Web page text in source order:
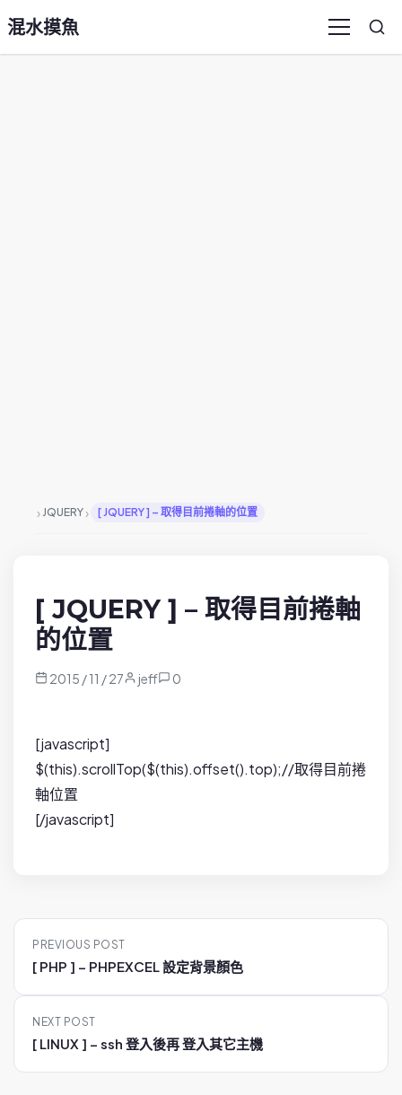
混水摸魚 Menu
›JQUERY › [ JQUERY ] – 取得目前捲軸的位置
[ JQUERY ] – 取得目前捲軸
的位置
2015 / 11 / 27 jeff 0
[javascript]
$(this).scrollTop($(this).offset().top);//取得目前捲
軸位置
[/javascript]
P
t
v
PREVIOUS POST
[ PHP ] – PHPEXCEL 設定背景顏色
NEXT POST
[ LINUX ] – ssh 登入後再 登入其它主機